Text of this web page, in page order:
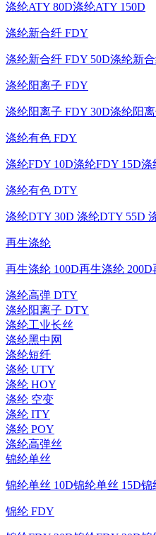
涤纶ATY 80D涤纶ATY 150D
涤纶新合纤 FDY
涤纶新合纤 FDY 50D涤纶新
涤纶阳离子 FDY
涤纶阳离子 FDY 30D涤纶阳
涤纶有色 FDY
涤纶FDY 10D涤纶FDY 15D涤
涤纶有色 DTY
涤纶DTY 30D 涤纶DTY 55D
再生涤纶
再生涤纶 100D再生涤纶 200D
涤纶高弹 DTY
涤纶阳离子 DTY
涤纶工业长丝
涤纶黑中网
涤纶短纤
涤纶 UTY
涤纶 HOY
涤纶 空变
涤纶 ITY
涤纶 POY
涤纶高弹丝
锦纶单丝
锦纶单丝 10D锦纶单丝 15D锦
锦纶 FDY